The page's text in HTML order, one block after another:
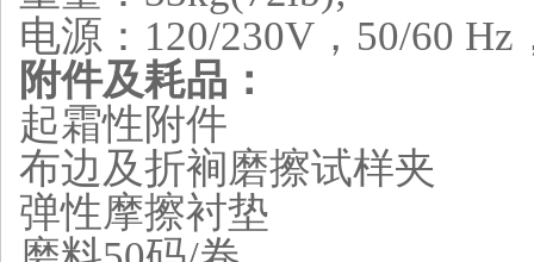
电源：120/230V，50/60 Hz
附件及耗品：
起霜性附件
布边及折裥磨擦试样夹
弹性摩擦衬垫